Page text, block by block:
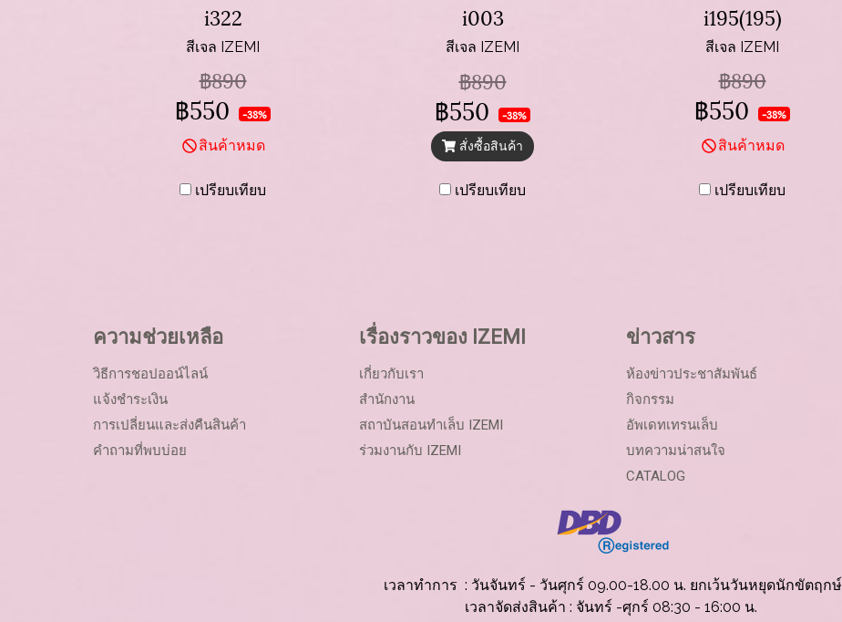
i322
สีเจล IZEMI
฿890
฿550 -38%
สินค้าหมด
เปรียบเทียบ
i003
สีเจล IZEMI
฿890
฿550 -38%
สั่งซื้อสินค้า
เปรียบเทียบ
i195(195)
สีเจล IZEMI
฿890
฿550 -38%
สินค้าหมด
เปรียบเทียบ
ความช่วยเหลือ
วิธีการชอปออน์ไลน์
แจ้งชำระเงิน
การเปลี่ยนและส่งคืนสินค้า
คำถามที่พบบ่อย
เรื่องราวของ IZEMI
เกี่ยวกับเรา
สำนักงาน
สถาบันสอนทำเล็บ IZEMI
ร่วมงานกับ IZEMI
ข่าวสาร
ห้องข่าวประชาสัมพันธ์
กิจกรรม
อัพเดทเทรนเล็บ
บทความน่าสนใจ
CATALOG
เวลาทำการ : วันจันทร์ - วันศุกร์ 09.00-18.00 น. ยกเว้นวันหยุดนักขัตฤกษ์
เวลาจัดส่งสินค้า : จันทร์ -ศุกร์ 08:30 - 16:00 น.